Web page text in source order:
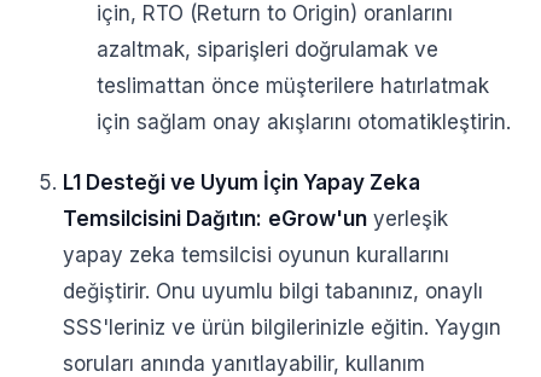
için, RTO (Return to Origin) oranlarını
azaltmak, siparişleri doğrulamak ve
teslimattan önce müşterilere hatırlatmak
için sağlam onay akışlarını otomatikleştirin.
L1 Desteği ve Uyum İçin Yapay Zeka
Temsilcisini Dağıtın: eGrow'un yerleşik
yapay zeka temsilcisi oyunun kurallarını
değiştirir. Onu uyumlu bilgi tabanınız, onaylı
SSS'leriniz ve ürün bilgilerinizle eğitin. Yaygın
soruları anında yanıtlayabilir, kullanım